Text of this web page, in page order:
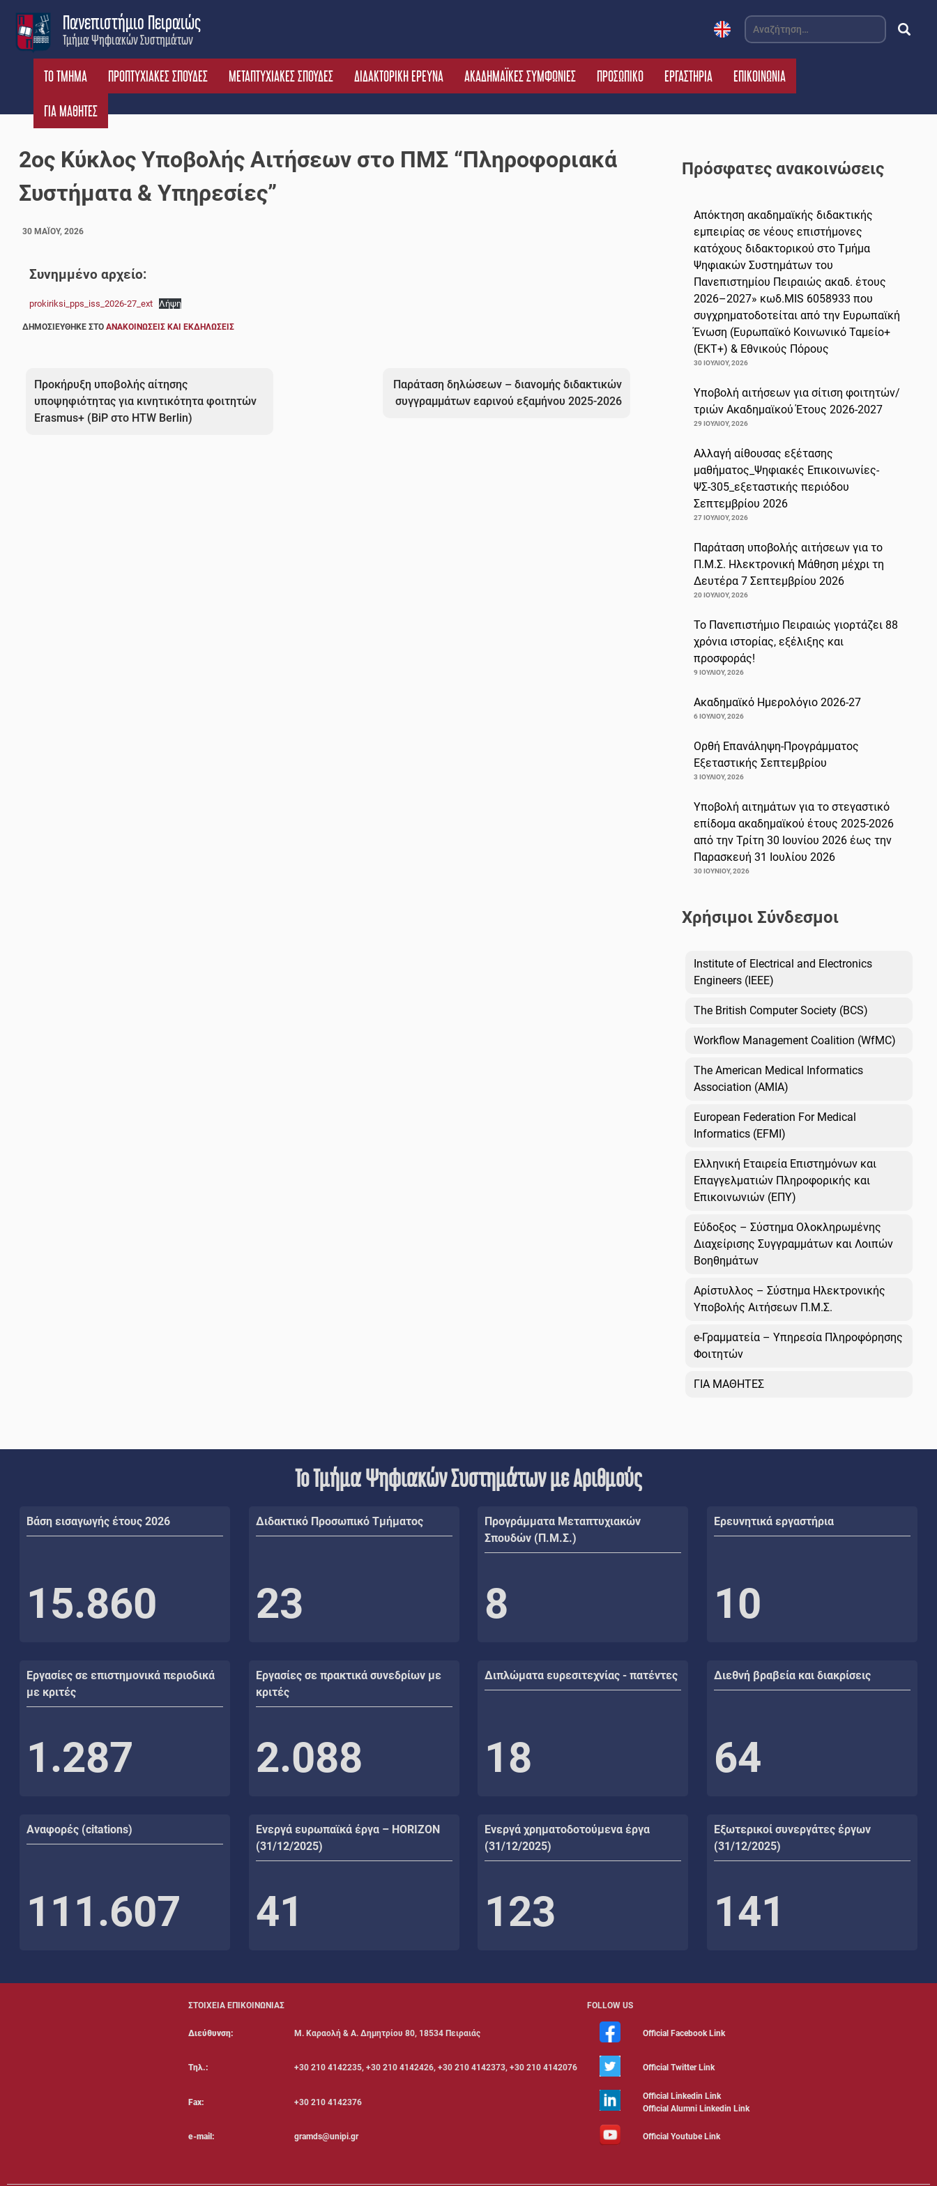
content
Τμήμα Ψηφιακών Συστημάτων
Πανεπιστήμιο Πειραιώς
Αναζήτηση
για:
ΤΟ ΤΜΗΜΑ ΠΡΟΠΤΥΧΙΑΚΕΣ ΣΠΟΥΔΕΣ ΜΕΤΑΠΤΥΧΙΑΚΕΣ ΣΠΟΥΔΕΣ ΔΙΔΑΚΤΟΡΙΚΗ ΕΡΕΥΝΑ ΑΚΑΔΗΜΑΪΚΕΣ ΣΥΜΦΩΝΙΕΣ ΠΡΟΣΩΠΙΚΟ ΕΡΓΑΣΤΗΡΙΑ ΕΠΙΚΟΙΝΩΝΙΑ
ΓΙΑ ΜΑΘΗΤΕΣ
2ος Κύκλος Υποβολής Αιτήσεων στο ΠΜΣ “Πληροφοριακά
Συστήματα & Υπηρεσίες”
30 ΜΑΪ́ΟΥ, 2026
Συνημμένο αρχείο:
prokiriksi_pps_iss_2026-27_ext Λήψη
ΔΗΜΟΣΙΕΎΘΗΚΕ ΣΤΟ ΑΝΑΚΟΙΝΏΣΕΙΣ ΚΑΙ ΕΚΔΗΛΏΣΕΙΣ
άρθρων
Προκήρυξη υποβολής αίτησης
υποψηφιότητας για κινητικότητα φοιτητών
Erasmus+ (BiP στο HTW Berlin)
Παράταση δηλώσεων – διανομής διδακτικών
συγγραμμάτων εαρινού εξαμήνου 2025-2026
Πρόσφατες ανακοινώσεις
Απόκτηση ακαδημαϊκής διδακτικής
εμπειρίας σε νέους επιστήμονες
κατόχους διδακτορικού στο Τμήμα
Ψηφιακών Συστημάτων του
Πανεπιστημίου Πειραιώς ακαδ. έτους
2026–2027» κωδ.MIS 6058933 που
συγχρηματοδοτείται από την Ευρωπαϊκή
Ένωση (Ευρωπαϊκό Κοινωνικό Ταμείο+
(ΕΚΤ+) & Εθνικούς Πόρους
30 ΙΟΥΛΊΟΥ, 2026
Υποβολή αιτήσεων για σίτιση φοιτητών/
τριών Ακαδημαϊκού Έτους 2026-2027
29 ΙΟΥΛΊΟΥ, 2026
Αλλαγή αίθουσας εξέτασης
μαθήματος_Ψηφιακές Επικοινωνίες-
ΨΣ-305_εξεταστικής περιόδου
Σεπτεμβρίου 2026
27 ΙΟΥΛΊΟΥ, 2026
Παράταση υποβολής αιτήσεων για το
Π.Μ.Σ. Ηλεκτρονική Μάθηση μέχρι τη
Δευτέρα 7 Σεπτεμβρίου 2026
20 ΙΟΥΛΊΟΥ, 2026
Το Πανεπιστήμιο Πειραιώς γιορτάζει 88
χρόνια ιστορίας, εξέλιξης και
προσφοράς!
9 ΙΟΥΛΊΟΥ, 2026
Ακαδημαϊκό Ημερολόγιο 2026-27
6 ΙΟΥΛΊΟΥ, 2026
Ορθή Επανάληψη-Προγράμματος
Εξεταστικής Σεπτεμβρίου
3 ΙΟΥΛΊΟΥ, 2026
Υποβολή αιτημάτων για το στεγαστικό
επίδομα ακαδημαϊκού έτους 2025-2026
από την Τρίτη 30 Ιουνίου 2026 έως την
Παρασκευή 31 Ιουλίου 2026
30 ΙΟΥΝΊΟΥ, 2026
Χρήσιμοι Σύνδεσμοι
Institute of Electrical and Electronics
Engineers (IEEE)
The British Computer Society (BCS)
Workflow Management Coalition (WfMC)
The American Medical Informatics
Association (AMIA)
European Federation For Medical
Informatics (EFMI)
Ελληνική Εταιρεία Επιστημόνων και
Επαγγελματιών Πληροφορικής και
Επικοινωνιών (ΕΠΥ)
Εύδοξος – Σύστημα Ολοκληρωμένης
Διαχείρισης Συγγραμμάτων και Λοιπών
Βοηθημάτων
Αρίστυλλος – Σύστημα Ηλεκτρονικής
Υποβολής Αιτήσεων Π.Μ.Σ.
e-Γραμματεία – Υπηρεσία Πληροφόρησης
Φοιτητών
ΓΙΑ ΜΑΘΗΤΕΣ
Το Τμήμα Ψηφιακών Συστημάτων με Αριθμούς
Βάση εισαγωγής έτους 2026
15.860
Διδακτικό Προσωπικό Τμήματος
23
Προγράμματα Μεταπτυχιακών
Σπουδών (Π.Μ.Σ.)
8
Ερευνητικά εργαστήρια
10
Εργασίες σε επιστημονικά περιοδικά
με κριτές
1.287
Εργασίες σε πρακτικά συνεδρίων με
κριτές
2.088
Διπλώματα ευρεσιτεχνίας - πατέντες
18
Διεθνή βραβεία και διακρίσεις
64
Αναφορές (citations)
111.607
Ενεργά ευρωπαϊκά έργα – HORIZON
(31/12/2025)
41
Ενεργά χρηματοδοτούμενα έργα
(31/12/2025)
123
Εξωτερικοί συνεργάτες έργων
(31/12/2025)
141
ΣΤΟΙΧΕΙΑ ΕΠΙΚΟΙΝΩΝΙΑΣ FOLLOW US
Διεύθυνση: Μ. Καραολή & Α. Δημητρίου 80, 18534 Πειραιάς Official Facebook Link
Τηλ.: +30 210 4142235, +30 210 4142426, +30 210 4142373, +30 210 4142076 Official Twitter Link
Fax: +30 210 4142376
Official Linkedin Link
Official Alumni Linkedin Link
e-mail: gramds@unipi.gr Official Youtube Link